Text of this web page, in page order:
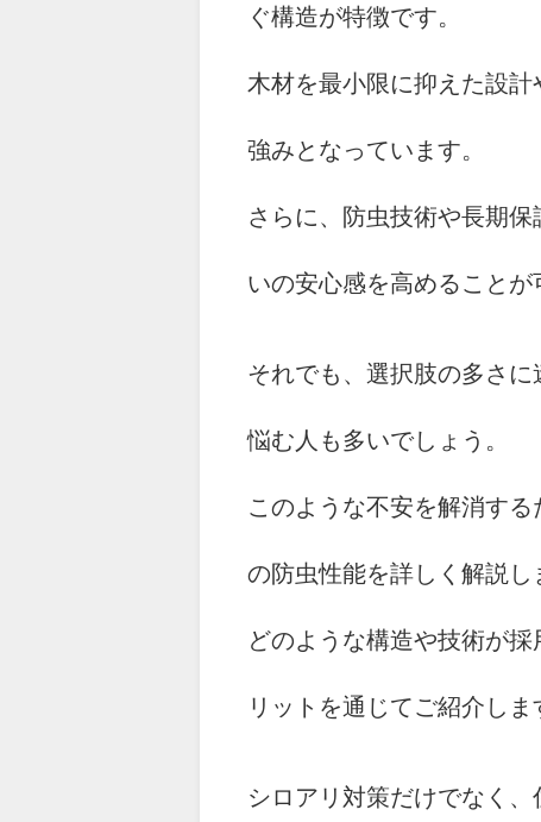
ぐ構造が特徴です。
木材を最小限に抑えた設
強みとなっています。
さらに、防虫技術や長期
いの安心感を高めることが
それでも、選択肢の多さ
悩む人も多いでしょう。
このような不安を解消す
の防虫性能を詳しく解説し
どのような構造や技術が
リットを通じてご紹介しま
シロアリ対策だけでなく